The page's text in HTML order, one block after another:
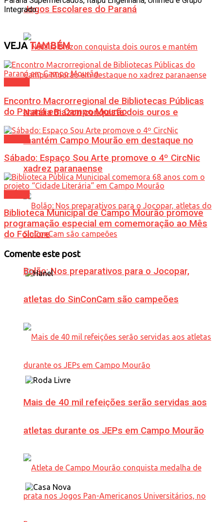
Jogos Escolares do Paraná
Natália Biazon conquista dois ouros e
mantém Campo Mourão em destaque no
xadrez paranaense
Bolão: Nos preparativos para o Jocopar,
atletas do SinConCam são campeões
Mais de 40 mil refeições serão servidas aos
atletas durante os JEPs em Campo Mourão
Integrado.
VEJATAMBÉM
Encontro Macrorregional de Bibliotecas Públicas
do Paraná em Campo Mourão
Sábado: Espaço Sou Arte promove o 4º CircNic
Biblioteca Municipal de Campo Mourão promove
programação especial em comemoração ao Mês
do Folclore
Comente este post